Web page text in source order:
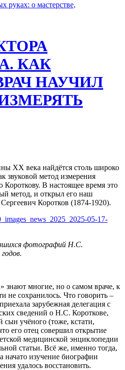
руках: о мастерстве,
КАК
НАУЧИЛ
ХХ века найдётся столь широко
звуковой метод измерения
Короткову. В настоящее время это
метод, и открыл его наш
Коротков (1874-1920).
фотографий Н.С.
знают многие, но о самом враче, к
не сохранилось. Что говорить –
зарубежная делегация с
сведений о Н.С. Короткове,
сын учёного (тоже, кстати,
его отец совершил открытие
медицинской энциклопедии
статьи. Всё же, именно тогда,
начато изучение биографии
удалось восстановить.